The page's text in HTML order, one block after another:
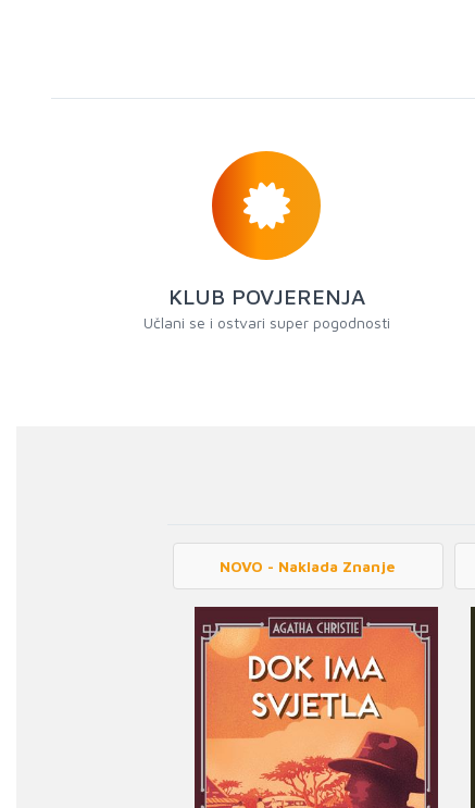
KLUB POVJERENJA
Učlani se i ostvari super pogodnosti
NOVO - Naklada Znanje